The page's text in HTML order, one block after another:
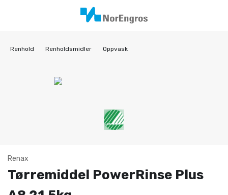
Renhold Renholdsmidler Oppvask
Renax
Tørremiddel PowerRinse Plus